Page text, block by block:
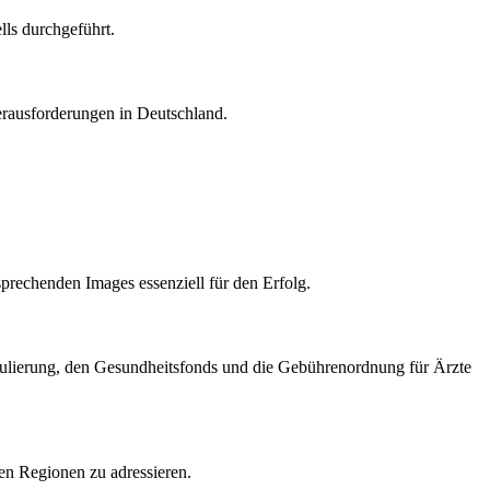
durchgeführt.
in Deutschland.
Images essenziell für den Erfolg.
den Gesundheitsfonds und die Gebührenordnung für Ärzte
Regionen zu adressieren.